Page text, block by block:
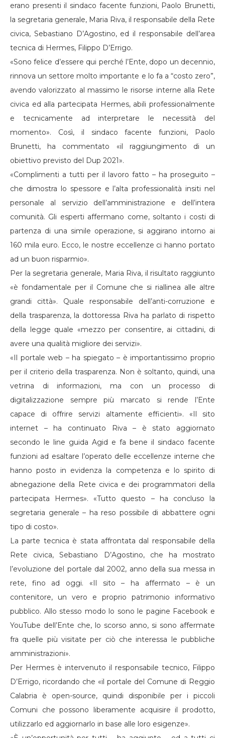
erano presenti il sindaco facente funzioni, Paolo Brunetti,
la segretaria generale, Maria Riva, il responsabile della Rete
civica, Sebastiano D’Agostino, ed il responsabile dell’area
tecnica di Hermes, Filippo D’Errigo.
«Sono felice d’essere qui perché l’Ente, dopo un decennio,
rinnova un settore molto importante e lo fa a “costo zero”,
avendo valorizzato al massimo le risorse interne alla Rete
civica ed alla partecipata Hermes, abili professionalmente
e tecnicamente ad interpretare le necessità del
momento». Così, il sindaco facente funzioni, Paolo
Brunetti, ha commentato «il raggiungimento di un
obiettivo previsto del Dup 2021».
«Complimenti a tutti per il lavoro fatto – ha proseguito –
che dimostra lo spessore e l’alta professionalità insiti nel
personale al servizio dell’amministrazione e dell’intera
comunità. Gli esperti affermano come, soltanto i costi di
partenza di una simile operazione, si aggirano intorno ai
160 mila euro. Ecco, le nostre eccellenze ci hanno portato
ad un buon risparmio».
Per la segretaria generale, Maria Riva, il risultato raggiunto
«è fondamentale per il Comune che si riallinea alle altre
grandi città». Quale responsabile dell’anti-corruzione e
della trasparenza, la dottoressa Riva ha parlato di rispetto
della legge quale «mezzo per consentire, ai cittadini, di
avere una qualità migliore dei servizi».
«Il portale web – ha spiegato – è importantissimo proprio
per il criterio della trasparenza. Non è soltanto, quindi, una
vetrina di informazioni, ma con un processo di
digitalizzazione sempre più marcato si rende l’Ente
capace di offrire servizi altamente efficienti». «Il sito
internet – ha continuato Riva – è stato aggiornato
secondo le line guida Agid e fa bene il sindaco facente
funzioni ad esaltare l’operato delle eccellenze interne che
hanno posto in evidenza la competenza e lo spirito di
abnegazione della Rete civica e dei programmatori della
partecipata Hermes». «Tutto questo – ha concluso la
segretaria generale – ha reso possibile di abbattere ogni
tipo di costo».
La parte tecnica è stata affrontata dal responsabile della
Rete civica, Sebastiano D’Agostino, che ha mostrato
l’evoluzione del portale dal 2002, anno della sua messa in
rete, fino ad oggi. «Il sito – ha affermato – è un
contenitore, un vero e proprio patrimonio informativo
pubblico. Allo stesso modo lo sono le pagine Facebook e
YouTube dell’Ente che, lo scorso anno, si sono affermate
fra quelle più visitate per ciò che interessa le pubbliche
amministrazioni».
Per Hermes è intervenuto il responsabile tecnico, Filippo
D’Errigo, ricordando che «il portale del Comune di Reggio
Calabria è open-source, quindi disponibile per i piccoli
Comuni che possono liberamente acquisire il prodotto,
utilizzarlo ed aggiornarlo in base alle loro esigenze».